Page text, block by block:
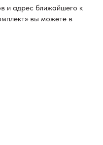
и адрес ближайшего к
вы можете в